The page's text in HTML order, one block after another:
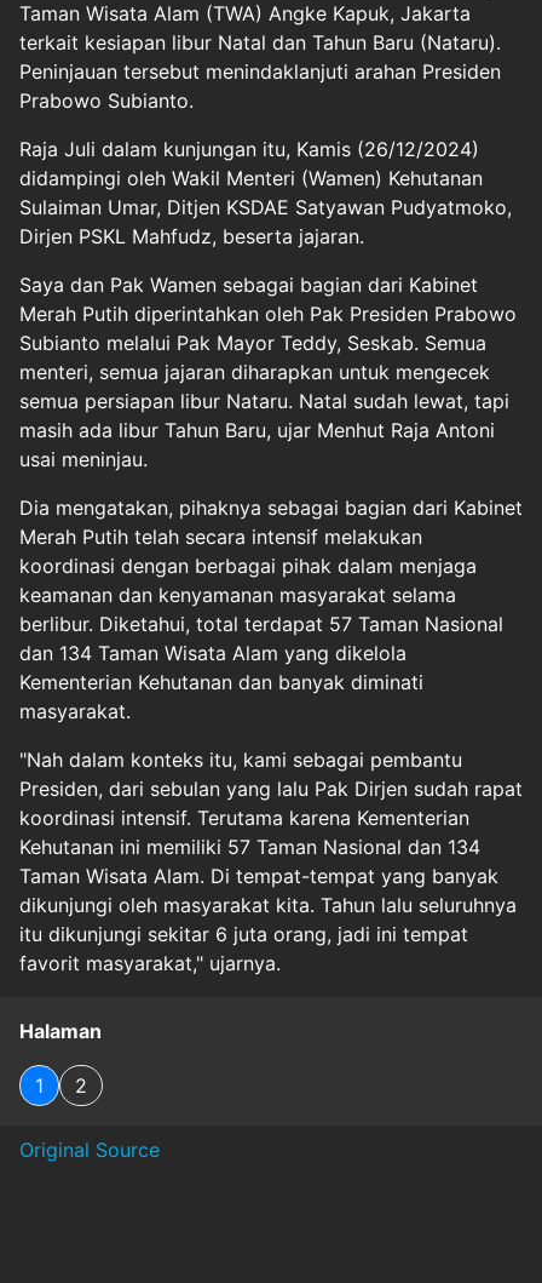
Taman Wisata Alam (TWA) Angke Kapuk, Jakarta
terkait kesiapan libur Natal dan Tahun Baru (Nataru).
Peninjauan tersebut menindaklanjuti arahan Presiden
Prabowo Subianto.
Raja Juli dalam kunjungan itu, Kamis (26/12/2024)
didampingi oleh Wakil Menteri (Wamen) Kehutanan
Sulaiman Umar, Ditjen KSDAE Satyawan Pudyatmoko,
Dirjen PSKL Mahfudz, beserta jajaran.
Saya dan Pak Wamen sebagai bagian dari Kabinet
Merah Putih diperintahkan oleh Pak Presiden Prabowo
Subianto melalui Pak Mayor Teddy, Seskab. Semua
menteri, semua jajaran diharapkan untuk mengecek
semua persiapan libur Nataru. Natal sudah lewat, tapi
masih ada libur Tahun Baru, ujar Menhut Raja Antoni
usai meninjau.
Dia mengatakan, pihaknya sebagai bagian dari Kabinet
Merah Putih telah secara intensif melakukan
koordinasi dengan berbagai pihak dalam menjaga
keamanan dan kenyamanan masyarakat selama
berlibur. Diketahui, total terdapat 57 Taman Nasional
dan 134 Taman Wisata Alam yang dikelola
Kementerian Kehutanan dan banyak diminati
masyarakat.
"Nah dalam konteks itu, kami sebagai pembantu
Presiden, dari sebulan yang lalu Pak Dirjen sudah rapat
koordinasi intensif. Terutama karena Kementerian
Kehutanan ini memiliki 57 Taman Nasional dan 134
Taman Wisata Alam. Di tempat-tempat yang banyak
dikunjungi oleh masyarakat kita. Tahun lalu seluruhnya
itu dikunjungi sekitar 6 juta orang, jadi ini tempat
favorit masyarakat," ujarnya.
Halaman
1 2
Original Source